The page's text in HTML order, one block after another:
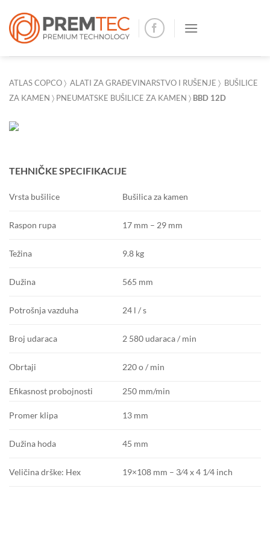
content
ATLAS COPCO〉 ALATI ZA GRAĐEVINARSTVO I RUŠENJE 〉 BUŠILICE
ZA KAMEN 〉 PNEUMATSKE BUŠILICE ZA KAMEN 〉 BBD 12D
TEHNIČKE SPECIFIKACIJE
Vrsta bušilice Bušilica za kamen
Raspon rupa 17 mm – 29 mm
Težina 9.8 kg
Dužina 565 mm
Potrošnja vazduha 24 l / s
Broj udaraca 2 580 udaraca / min
Obrtaji 220 o / min
Efikasnost probojnosti 250 mm/min
Promer klipa 13 mm
Dužina hoda 45 mm
Veličina drške: Hex 19×108 mm – 3⁄4 x 4 1⁄4 inch